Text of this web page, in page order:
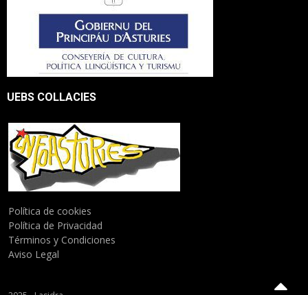
UEBS COLLACIES
Política de cookies
Política de Privacidad
Términos y Condiciones
Aviso Legal